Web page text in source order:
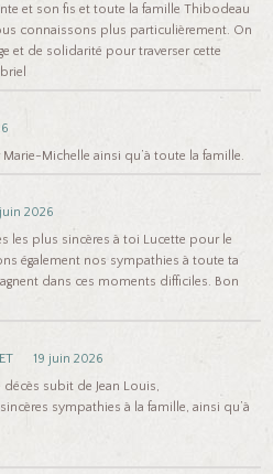
et son fis et toute la famille Thibodeau
connaissons plus particulièrement. On
et de solidarité pour traverser cette
Michelle ainsi qu’à toute la famille.
2026
les plus sincères à toi Lucette pour le
également nos sympathies à toute ta
dans ces moments difficiles. Bon
19 juin 2026
subit de Jean Louis,
sympathies à la famille, ainsi qu’à